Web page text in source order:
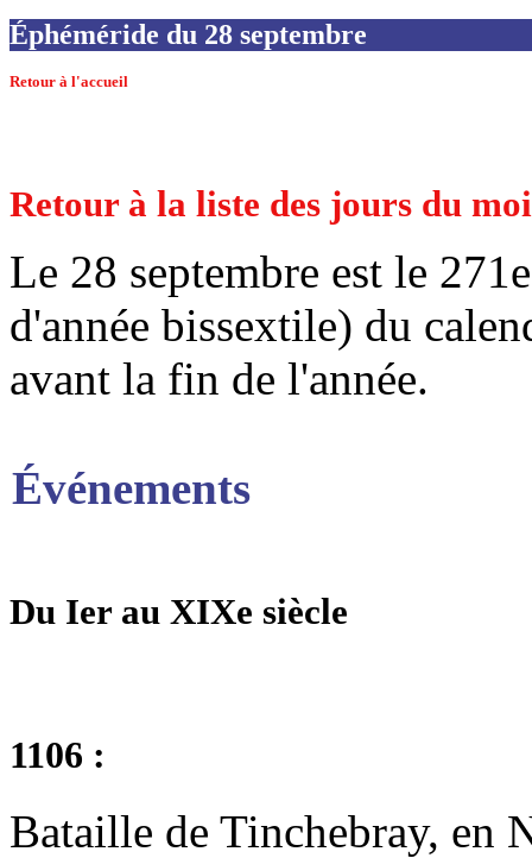
Éphéméride du 28 septembre
Retour à l'accueil
Retour à la liste des jours du
Le 28 septembre est le
d'année bissextile) du
avant la fin de l'année.
Événements
Du Ier au XIXe siècle
1106 :
Bataille de Tinchebray, en